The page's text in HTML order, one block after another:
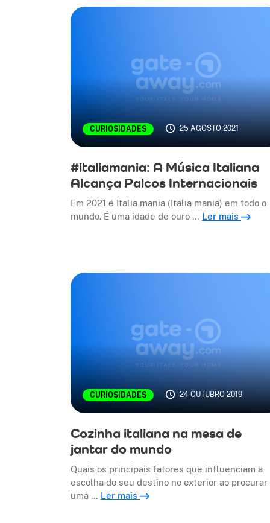
CURIOSIDADES 25 AGOSTO 2021
#italiamania: A Música Italiana
Alcança Palcos Internacionais
Em 2021 é Italia mania (Italia mania) em todo o
mundo. É uma idade de ouro … Ler mais
CURIOSIDADES 24 OUTUBRO 2019
Cozinha italiana na mesa de
jantar do mundo
Quais os principais fatores que influenciam a
escolha do seu destino no exterior ao procurar
uma … Ler mais